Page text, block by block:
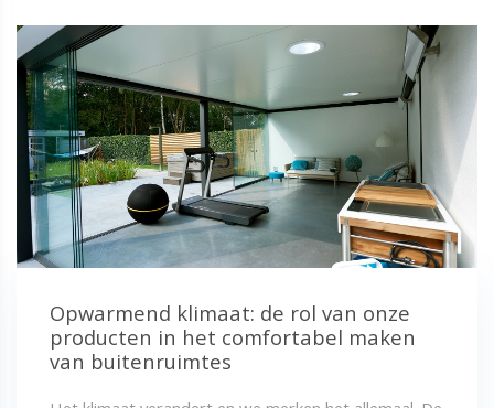
Opwarmend klimaat: de rol van onze
producten in het comfortabel maken
van buitenruimtes